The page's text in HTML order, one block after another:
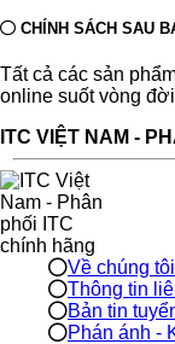
CHÍNH SÁCH SAU
Tất cả các sản
online suốt vòng
ITC VIỆT NAM -
Về chúng tôi
Thông tin
Bản tin
Phán ánh -